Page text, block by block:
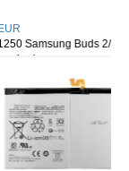
Buds 2/ buds 2